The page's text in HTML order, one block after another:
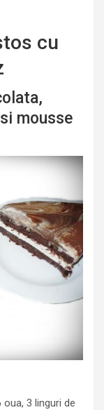
cu
mousse
3 linguri de